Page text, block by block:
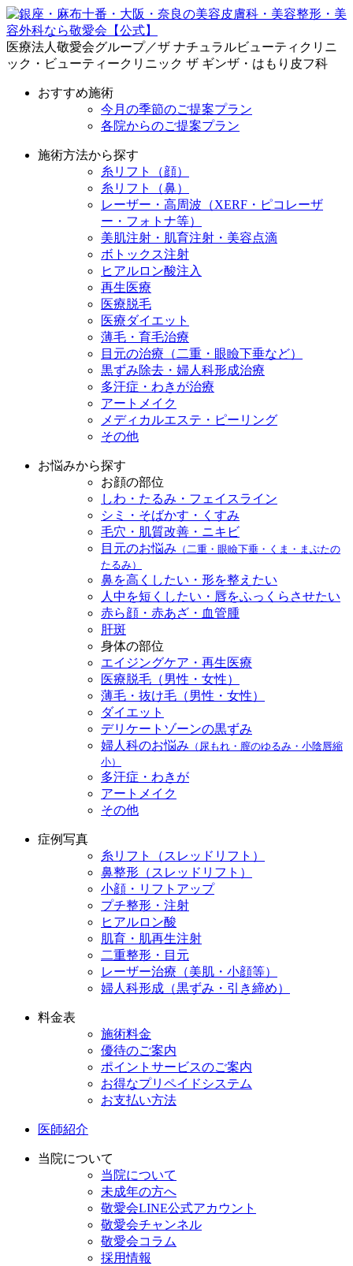
医療法人敬愛会グループ／ザ ナチュラルビューティクリニ
ック・ビューティークリニック ザ ギンザ・はもり皮フ科
おすすめ施術
今月の季節のご提案プラン
各院からのご提案プラン
施術方法から探す
糸リフト（顔）
糸リフト（鼻）
レーザー・高周波（XERF・ピコレーザ
ー・フォトナ等）
美肌注射・肌育注射・美容点滴
ボトックス注射
ヒアルロン酸注入
再生医療
医療脱毛
医療ダイエット
薄毛・育毛治療
目元の治療（二重・眼瞼下垂など）
黒ずみ除去・婦人科形成治療
多汗症・わきが治療
アートメイク
メディカルエステ・ピーリング
その他
お悩みから探す
お顔の部位
しわ・たるみ・フェイスライン
シミ・そばかす・くすみ
毛穴・肌質改善・ニキビ
目元のお悩み （二重・眼瞼下垂・くま・まぶたの
たるみ）
鼻を高くしたい・形を整えたい
人中を短くしたい・唇をふっくらさせたい
赤ら顔・赤あざ・血管腫
肝斑
身体の部位
エイジングケア・再生医療
医療脱毛（男性・女性）
薄毛・抜け毛（男性・女性）
ダイエット
デリケートゾーンの黒ずみ
婦人科のお悩み （尿もれ・膣のゆるみ・小陰唇縮
小）
多汗症・わきが
アートメイク
その他
症例写真
糸リフト（スレッドリフト）
鼻整形（スレッドリフト）
小顔・リフトアップ
プチ整形・注射
ヒアルロン酸
肌育・肌再生注射
二重整形・目元
レーザー治療（美肌・小顔等）
婦人科形成（黒ずみ・引き締め）
料金表
施術料金
優待のご案内
ポイントサービスのご案内
お得なプリペイドシステム
お支払い方法
医師紹介
当院について
当院について
未成年の方へ
敬愛会LINE公式アカウント
敬愛会チャンネル
敬愛会コラム
採用情報